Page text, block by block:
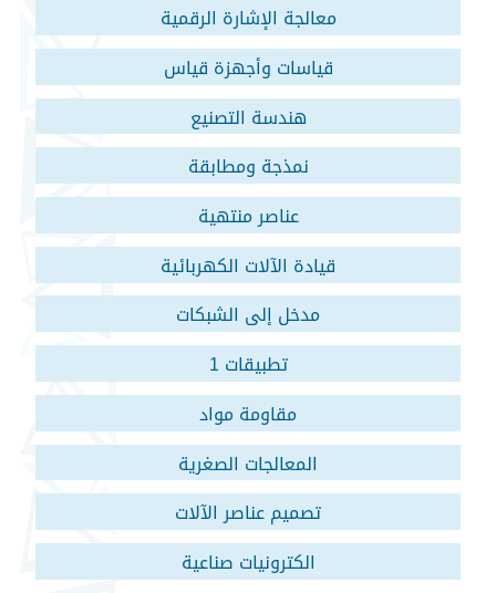
معالجة الإشارة الرقمية
قياسات وأجهزة قياس
هندسة التصنيع
نمذجة ومطابقة
عناصر منتهية
قيادة الآلات الكهربائية
مدخل إلى الشبكات
تطبيقات 1
مقاومة مواد
المعالجات الصغرية
تصميم عناصر الآلات
الكترونيات صناعية